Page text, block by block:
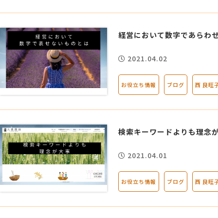
経営において数字であらわ
2021.04.02
お役立ち情報 ブログ 西 良旺
検索キーワードよりも理念
2021.04.01
お役立ち情報 ブログ 西 良旺